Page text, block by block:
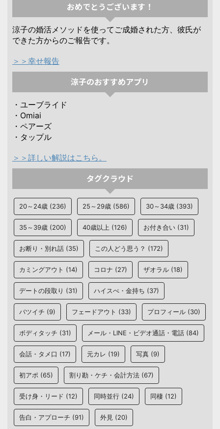
おめでとうございます！
涼子の婚活メソッドを使ってご成婚された方、彼氏が
できた方からのご報告です。
＞＞幸せ報告
涼子のおすすめアプリ
・ユーブライド
・Omiai
・ペアーズ
・タップル
＞＞詳しい解説はこちら。
タグクラウド
20～24歳 (236) 25～29歳 (586) 30～34歳 (393)
35～39歳 (200) 40歳以上 (126) お付き合い (31)
お断り・別れ話 (35) この人どう思う？ (172)
カミングアウト (14) コロナ (27) ザオラル (18)
デートの段取り (31) ハイスぺ・金持ち (37)
バツイチ (9) フェードアウト (33) プロフィール (30)
ボディタッチ (31) メール・LINE・ビデオ通話・電話 (84)
会話・タメ口 (17) 元カレ (19) 写真 (9)
初アポ (65) 割り勘・ケチ・会計方法 (67)
受け身・リード (12) 同時並行 (24) 同棲 (12)
告白・アプローチ (91) 外見 (20)